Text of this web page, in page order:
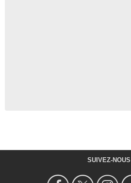
SUIVEZ-NOUS